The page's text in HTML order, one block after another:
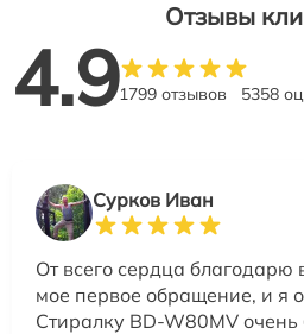
Отзывы
4.91799 отзывов 5358
Сурков Иван
От всего сердца
мое первое обращение, и я
Стиралку BD-W80MV очень